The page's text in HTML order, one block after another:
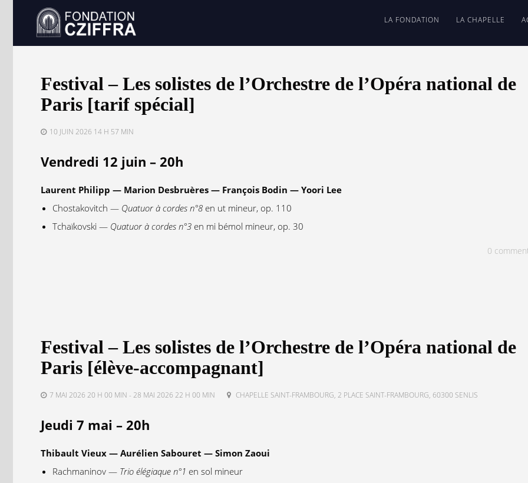
LA FONDATION LA CHAPELLE
Festival – Les solistes de l’Orchestre de l’Opéra national de
Paris [tarif spécial]
10 JUIN 2026 14 H 57 MIN
Vendredi 12 juin – 20h
Laurent Philipp — Marion Desbruères — François Bodin — Yoori Lee
Chostakovitch — Quatuor à cordes n°8en ut mineur, op. 110
Tchaïkovski — Quatuor à cordes n°3en mi bémol mineur, op. 30
0
Festival – Les solistes de l’Orchestre de l’Opéra national de
Paris [élève-accompagnant]
7 MAI 2026 20 H 00 MIN - 28 MAI 2026 22 H 00 MIN CHAPELLE SAINT-FRAMBOURG, 2 PLACE SAINT-FRAMBOURG, 60300 SENLIS
Jeudi 7 mai – 20h
Thibault Vieux — Aurélien Sabouret — Simon Zaoui
Rachmaninov — Trio élégiaque n°1 en sol mineur